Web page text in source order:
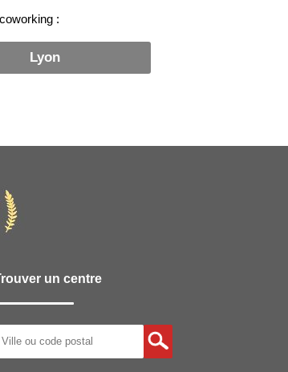
:
Lyon
un centre